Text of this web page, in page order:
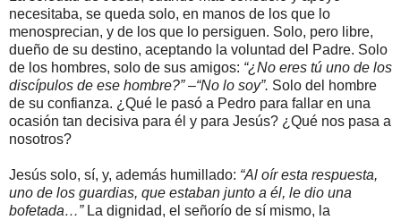
necesitaba, se queda solo, en manos de los que lo
menosprecian, y de los que lo persiguen. Solo, pero libre,
dueño de su destino, aceptando la voluntad del Padre. Solo
de los hombres, solo de sus amigos: “¿No eres tú uno de los
discípulos de ese hombre?” –“No lo soy”. Solo del hombre
de su confianza. ¿Qué le pasó a Pedro para fallar en una
ocasión tan decisiva para él y para Jesús? ¿Qué nos pasa a
nosotros?
Jesús solo, sí, y, además humillado: “Al oír esta respuesta,
uno de los guardias, que estaban junto a él, le dio una
bofetada…”La dignidad, el señorío de sí mismo, la